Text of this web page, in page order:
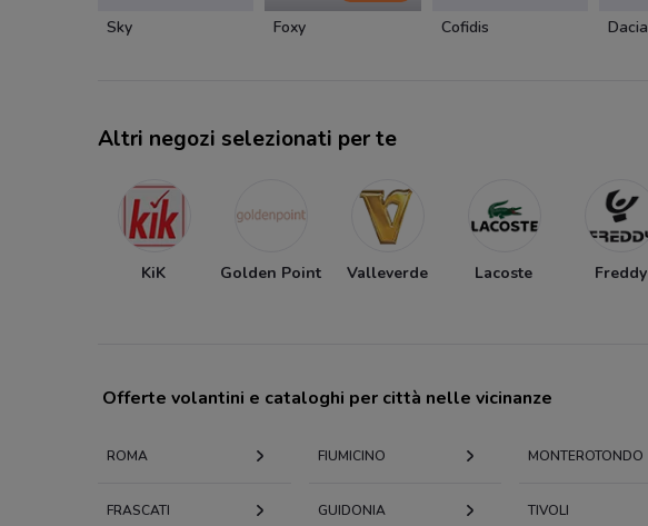
Sky Foxy Cofidis Dacia
Altri negozi selezionati per te
KiK Golden Point Valleverde Lacoste Freddy
Offerte volantini e cataloghi per città nelle vicinanze
ROMA FIUMICINO MONTEROTONDO
FRASCATI
GUIDONIA
TIVOLI